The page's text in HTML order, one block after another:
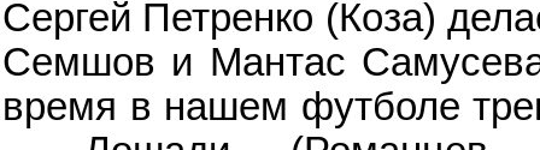
Сергей Петренко (Коза)
Семшов и Мантас
время в нашем футболе